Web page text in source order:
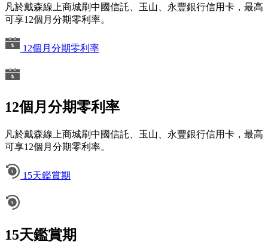
凡於戴森線上商城刷中國信託、玉山、永豐銀行信用卡，最高
可享12個月分期零利率。
12個月分期零利率
12個月分期零利率
凡於戴森線上商城刷中國信託、玉山、永豐銀行信用卡，最高
可享12個月分期零利率。
15天鑑賞期
15天鑑賞期